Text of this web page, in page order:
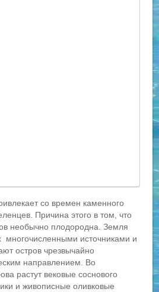
со времен каменного
Причина этого в том, что
необычно плодородна. Земля
многочисленными источниками и
остров чрезвычайно
направлением. Во
растут вековые соснового
и живописные оливковые